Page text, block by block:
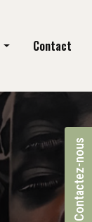
Contactez-nous
Contact